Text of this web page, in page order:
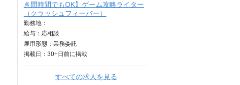
き間時間でもOK】ゲーム攻略ライター
（クラッシュフィーバー）
勤務地：
給与： 応相談
雇用形態：業務委託
掲載日： 30+日 前に掲載
すべての求人を見る